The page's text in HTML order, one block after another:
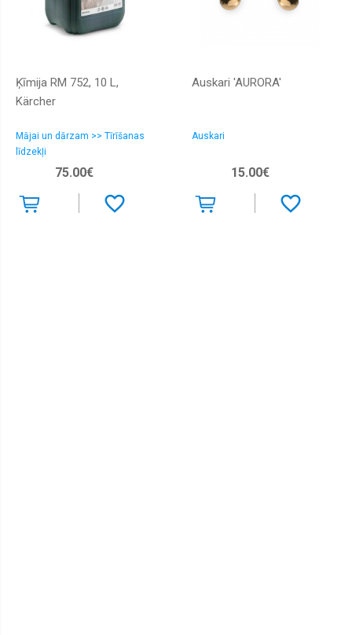
Ķīmija RM 752, 10 L,
Kärcher
Mājai un dārzam >> Tīrīšanas
līdzekļi
75.00€
Auskari 'AURORA'
Auskari
15.00€